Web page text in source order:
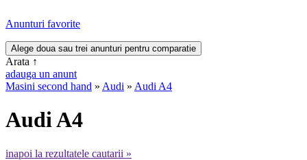
Anunturi favorite
Arata ↑
adauga un anunt
Masini second hand » Audi » Audi A4
Audi A4
inapoi la rezultatele cautarii »